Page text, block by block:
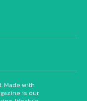
Made with
is our